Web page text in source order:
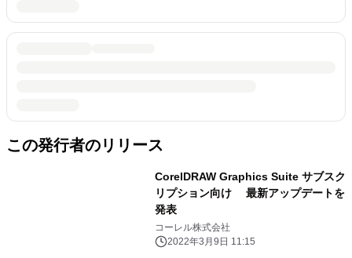
この発行者のリリース
CorelDRAW Graphics Suite サブスク
リプション向け 最新アップデートを
発表
コーレル株式会社
2022年3月9日 11:15